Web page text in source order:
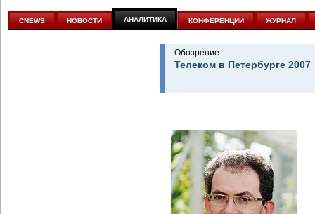
к аналитике
участвовать
CNEWS НОВОСТИ АНАЛИТИКА КОНФЕРЕНЦИИ ЖУРНАЛ
Обозрение
Телеком в Петербурге 2007